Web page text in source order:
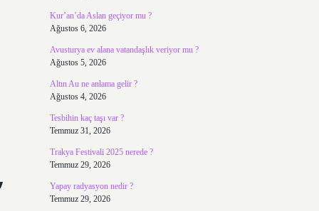
Kur’an’da Aslan geçiyor mu ?
Ağustos 6, 2026
Avusturya ev alana vatandaşlık veriyor mu ?
Ağustos 5, 2026
Altın Au ne anlama gelir ?
Ağustos 4, 2026
Tesbihin kaç taşı var ?
Temmuz 31, 2026
Trakya Festivali 2025 nerede ?
Temmuz 29, 2026
Yapay radyasyon nedir ?
Temmuz 29, 2026